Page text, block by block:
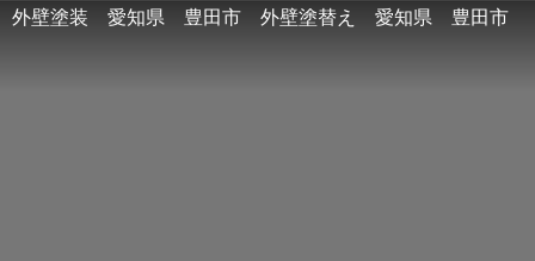
外壁塗装 愛知県 豊田市 外壁塗替え 愛知県 豊田市